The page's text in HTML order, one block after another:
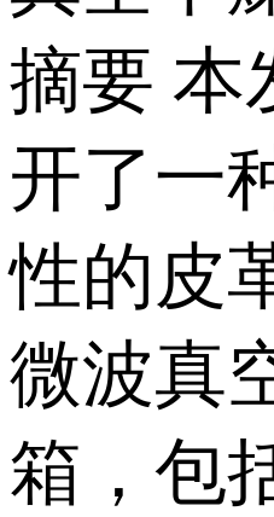
摘要 本
开了一
性的皮
微波真
箱，包